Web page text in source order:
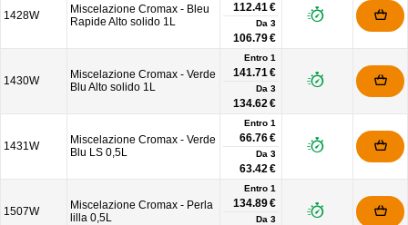
1428W
Miscelazione Cromax - Bleu
Rapide Alto solido 1L
112.41 €
Da 3
106.79 €
1430W
Miscelazione Cromax - Verde
Blu Alto solido 1L
Entro 1
141.71 €
Da 3
134.62 €
1431W
Miscelazione Cromax - Verde
Blu LS 0,5L
Entro 1
66.76 €
Da 3
63.42 €
1507W
Miscelazione Cromax - Perla
lilla 0,5L
Entro 1
134.89 €
Da 3